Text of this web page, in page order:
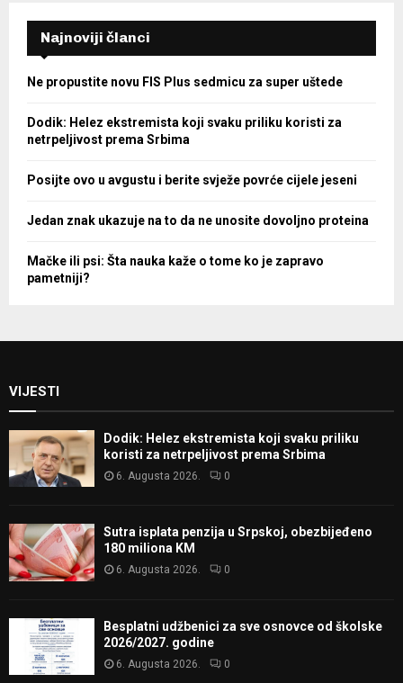
Najnoviji članci
Ne propustite novu FIS Plus sedmicu za super uštede
Dodik: Helez ekstremista koji svaku priliku koristi za
netrpeljivost prema Srbima
Posijte ovo u avgustu i berite svježe povrće cijele jeseni
Jedan znak ukazuje na to da ne unosite dovoljno proteina
Mačke ili psi: Šta nauka kaže o tome ko je zapravo
pametniji?
VIJESTI
Dodik: Helez ekstremista koji svaku priliku
koristi za netrpeljivost prema Srbima
6. Augusta 2026. 0
Sutra isplata penzija u Srpskoj, obezbijeđeno
180 miliona KM
6. Augusta 2026. 0
Besplatni udžbenici za sve osnovce od školske
2026/2027. godine
6. Augusta 2026. 0